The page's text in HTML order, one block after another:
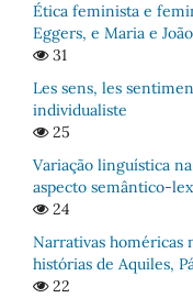
Ética feminista e
Eggers, e Maria e
31
Les sens, les
individualiste
25
Variação linguística
aspecto semântico-
24
Narrativas homéricas
histórias de Aquiles,
22